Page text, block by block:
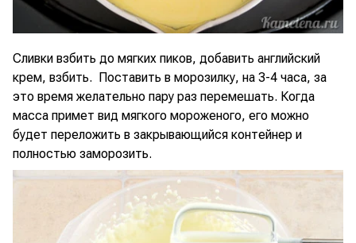
Сливки взбить до мягких пиков, добавить английский
крем, взбить. Поставить в морозилку, на 3-4 часа, за
это время желательно пару раз перемешать. Когда
масса примет вид мягкого мороженого, его можно
будет переложить в закрывающийся контейнер и
полностью заморозить.